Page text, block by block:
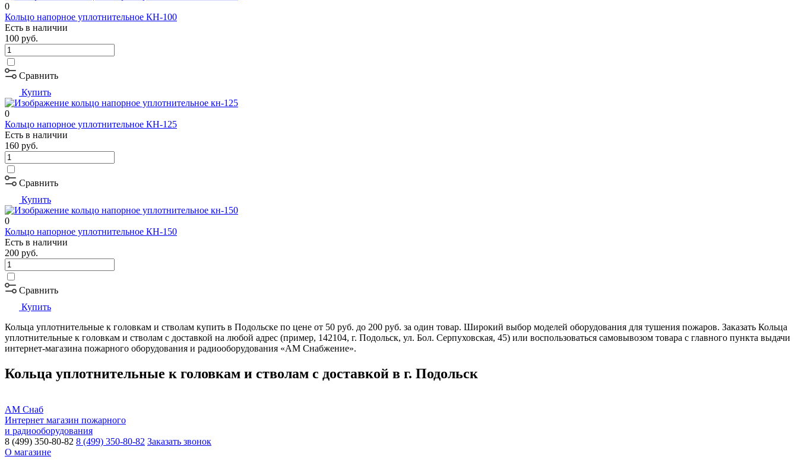
0
Кольцо напорное уплотнительное КН-100
Есть в наличии
100 руб.
Сравнить
Купить
0
Кольцо напорное уплотнительное КН-125
Есть в наличии
160 руб.
Сравнить
Купить
0
Кольцо напорное уплотнительное КН-150
Есть в наличии
200 руб.
Сравнить
Купить
Кольца уплотнительные к головкам и стволам купить в Подольске по цене от 50 руб. до 200 руб. за один товар. Широкий выбор моделей оборудования для тушения пожаров. Заказать Кольца
уплотнительные к головкам и стволам с доставкой на любой адрес (пример, 142104, г. Подольск, ул. Бол. Серпуховская, 45) или воспользоваться самовывозом товара с главного пункта выдачи
интернет-магазина пожарного оборудования и радиооборудования «АМ Снабжение».
Кольца уплотнительные к головкам и стволам с доставкой в г. Подольск
АМ Снаб
Интернет магазин пожарного
и радиооборудования
8 (499) 350-80-82 8 (499) 350-80-82 Заказать звонок
О магазине